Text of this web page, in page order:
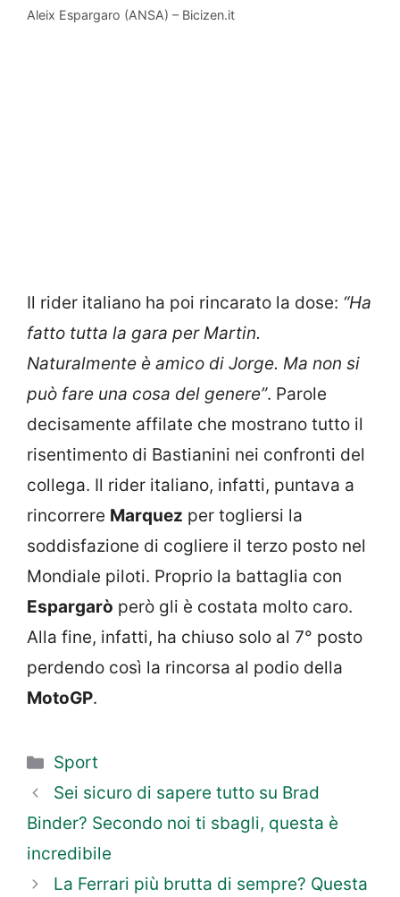
Aleix Espargaro (ANSA) – Bicizen.it
Il rider italiano ha poi rincarato la dose: “Ha
fatto tutta la gara per Martin.
Naturalmente è amico di Jorge. Ma non si
può fare una cosa del genere”. Parole
decisamente affilate che mostrano tutto il
risentimento di Bastianini nei confronti del
collega. Il rider italiano, infatti, puntava a
rincorrere Marquez per togliersi la
soddisfazione di cogliere il terzo posto nel
Mondiale piloti. Proprio la battaglia con
Espargarò però gli è costata molto caro.
Alla fine, infatti, ha chiuso solo al 7° posto
perdendo così la rincorsa al podio della
MotoGP.
Categorie
Sport
Sei sicuro di sapere tutto su Brad
Binder? Secondo noi ti sbagli, questa è
incredibile
La Ferrari più brutta di sempre? Questa